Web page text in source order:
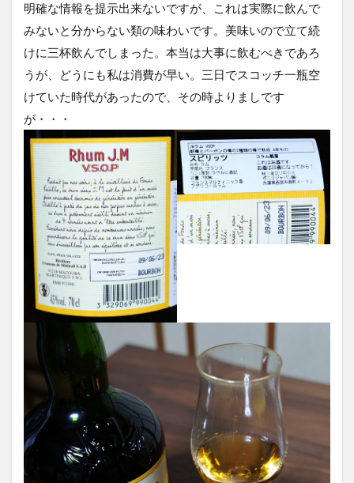
明確な情報を提示出来ないですが、これは実際に飲んで
みないと分からない類の味わいです。美味いので立て続
けに三杯飲んでしまった。本当は大事に飲むべきであろ
うが、どうにも私は消費が早い。三日でスコッチ一瓶空
けていた時代があったので、その時よりましです
が・・・